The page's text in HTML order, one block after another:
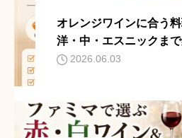
オレンジワインに合う
洋・中・エスニックま
アリング
2026.06.03